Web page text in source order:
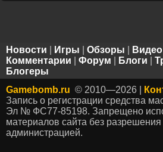
Новости Игры Обзоры Видео
Комментарии
Форум Блоги
Блогеры
Gamebomb.ru © 2010—2026 |
Запись о регистрации средства
Эл № ФС77-85198. Запрещено
материалов сайта без разрешения
администрацией.